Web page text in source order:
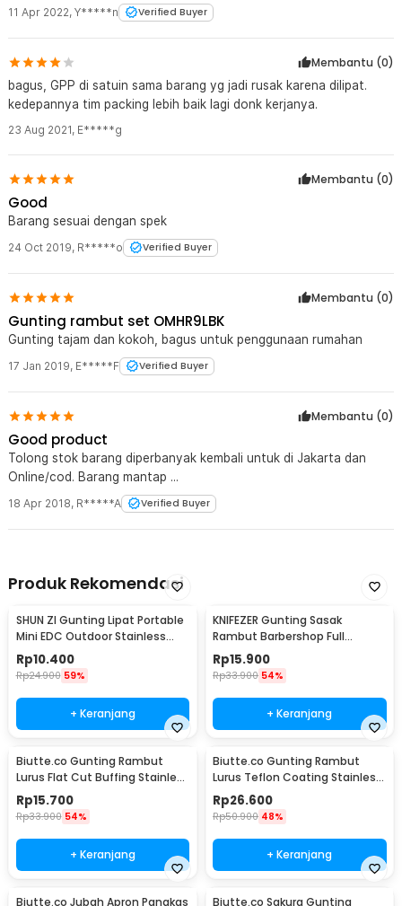
11 Apr 2022, Y*****n Verified Buyer
Membantu (0)
bagus, GPP di satuin sama barang yg jadi rusak karena dilipat.
kedepannya tim packing lebih baik lagi donk kerjanya.
23 Aug 2021, E*****g
Membantu (0)
Good
Barang sesuai dengan spek
24 Oct 2019, R*****o Verified Buyer
Membantu (0)
Gunting rambut set OMHR9LBK
Gunting tajam dan kokoh, bagus untuk penggunaan rumahan
17 Jan 2019, E*****F Verified Buyer
Membantu (0)
Good product
Tolong stok barang diperbanyak kembali untuk di Jakarta dan
Online/cod. Barang mantap ...
18 Apr 2018, R*****A Verified Buyer
Produk Rekomendasi
SHUN ZI Gunting Lipat Portable
Mini EDC Outdoor Stainless
Steel 20Gr13 - FS-08
Rp10.400
Rp24.900 59%
+ Keranjang
KNIFEZER Gunting Sasak
Rambut Barbershop Full
Stainless Steel - BHT002
Rp15.900
Rp33.900 54%
+ Keranjang
Biutte.co Gunting Rambut
Lurus Flat Cut Buffing Stainless
Steel 4Cr13 - BHT002
Rp15.700
Rp33.900 54%
+ Keranjang
Biutte.co Gunting Rambut
Lurus Teflon Coating Stainless
Steel 4Cr13 - CL-60
Rp26.600
Rp50.900 48%
+ Keranjang
Biutte.co Jubah Apron Pangkas Biutte.co Sakura Gunting